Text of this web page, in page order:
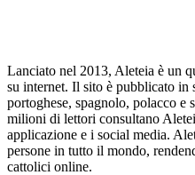
Lanciato nel 2013, Aleteia è un
su internet. Il sito è pubblicato in
portoghese, spagnolo, polacco
milioni di lettori consultano
applicazione e i social media.
persone in tutto il mondo,
cattolici online.